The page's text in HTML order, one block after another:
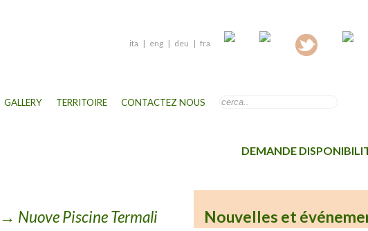
ita | eng | deu | fra
GALLERY TERRITOIRE CONTACTEZ NOUS
DEMANDE
→ Nuove Piscine Termali Nouvelles et